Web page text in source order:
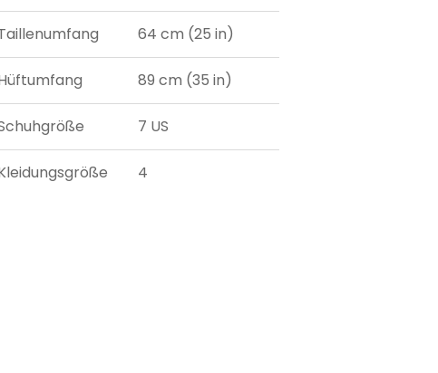
64 cm (25 in)
89 cm (35 in)
7 US
4